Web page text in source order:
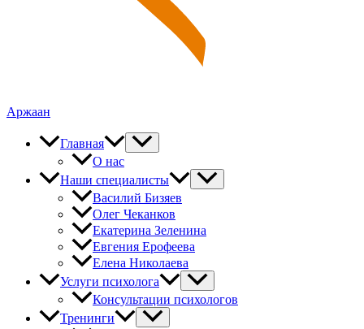
Аржаан
Главная
О нас
Наши специалисты
Василий Бизяев
Олег Чеканков
Екатерина Зеленина
Евгения Ерофеева
Елена Николаева
Услуги психолога
Консультации психологов
Тренинги